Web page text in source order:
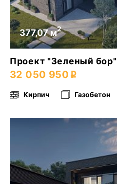
377,07 м2
Проект "Зеленый бор"
32 050 950
Кирпич Газобетон